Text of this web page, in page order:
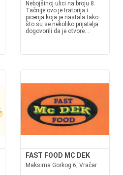
Nebojšinoj ulici na broju 8.
Tačnije ovo je tratorija i
picerija koja je nastala tako
što su se nekoliko prijatelja
dogovorili da je otvore....
FAST FOOD MC DEK
Maksima Gorkog 6, Vračar